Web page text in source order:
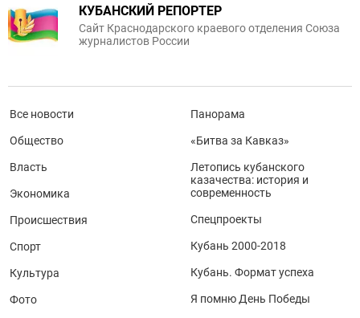
КУБАНСКИЙ РЕПОРТЕР
Сайт Краснодарского краевого отделения Союза
журналистов России
Все новости
Общество
Власть
Экономика
Происшествия
Спорт
Культура
Фото
Панорама
«Битва за Кавказ»
Летопись кубанского
казачества: история и
современность
Спецпроекты
Кубань 2000-2018
Кубань. Формат успеха
Я помню День Победы